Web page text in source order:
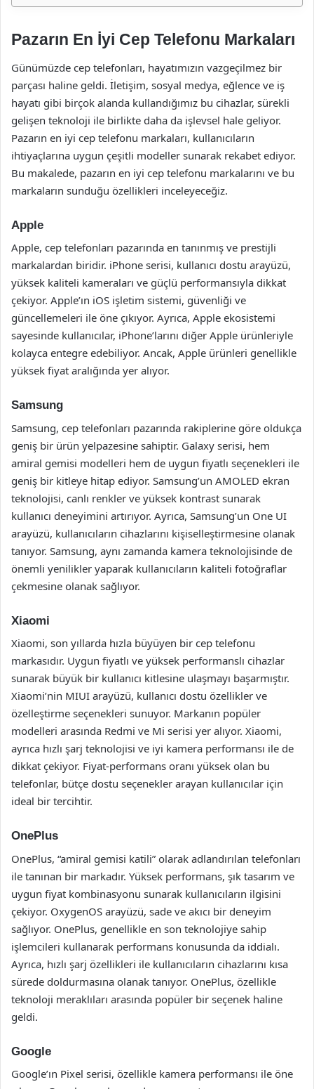
Pazarın En İyi Cep Telefonu Markaları
Günümüzde cep telefonları, hayatımızın vazgeçilmez bir
parçası haline geldi. İletişim, sosyal medya, eğlence ve iş
hayatı gibi birçok alanda kullandığımız bu cihazlar, sürekli
gelişen teknoloji ile birlikte daha da işlevsel hale geliyor.
Pazarın en iyi cep telefonu markaları, kullanıcıların
ihtiyaçlarına uygun çeşitli modeller sunarak rekabet ediyor.
Bu makalede, pazarın en iyi cep telefonu markalarını ve bu
markaların sunduğu özellikleri inceleyeceğiz.
Apple
Apple, cep telefonları pazarında en tanınmış ve prestijli
markalardan biridir. iPhone serisi, kullanıcı dostu arayüzü,
yüksek kaliteli kameraları ve güçlü performansıyla dikkat
çekiyor. Apple’ın iOS işletim sistemi, güvenliği ve
güncellemeleri ile öne çıkıyor. Ayrıca, Apple ekosistemi
sayesinde kullanıcılar, iPhone’larını diğer Apple ürünleriyle
kolayca entegre edebiliyor. Ancak, Apple ürünleri genellikle
yüksek fiyat aralığında yer alıyor.
Samsung
Samsung, cep telefonları pazarında rakiplerine göre oldukça
geniş bir ürün yelpazesine sahiptir. Galaxy serisi, hem
amiral gemisi modelleri hem de uygun fiyatlı seçenekleri ile
geniş bir kitleye hitap ediyor. Samsung’un AMOLED ekran
teknolojisi, canlı renkler ve yüksek kontrast sunarak
kullanıcı deneyimini artırıyor. Ayrıca, Samsung’un One UI
arayüzü, kullanıcıların cihazlarını kişiselleştirmesine olanak
tanıyor. Samsung, aynı zamanda kamera teknolojisinde de
önemli yenilikler yaparak kullanıcıların kaliteli fotoğraflar
çekmesine olanak sağlıyor.
Xiaomi
Xiaomi, son yıllarda hızla büyüyen bir cep telefonu
markasıdır. Uygun fiyatlı ve yüksek performanslı cihazlar
sunarak büyük bir kullanıcı kitlesine ulaşmayı başarmıştır.
Xiaomi’nin MIUI arayüzü, kullanıcı dostu özellikler ve
özelleştirme seçenekleri sunuyor. Markanın popüler
modelleri arasında Redmi ve Mi serisi yer alıyor. Xiaomi,
ayrıca hızlı şarj teknolojisi ve iyi kamera performansı ile de
dikkat çekiyor. Fiyat-performans oranı yüksek olan bu
telefonlar, bütçe dostu seçenekler arayan kullanıcılar için
ideal bir tercihtir.
OnePlus
OnePlus, “amiral gemisi katili” olarak adlandırılan telefonları
ile tanınan bir markadır. Yüksek performans, şık tasarım ve
uygun fiyat kombinasyonu sunarak kullanıcıların ilgisini
çekiyor. OxygenOS arayüzü, sade ve akıcı bir deneyim
sağlıyor. OnePlus, genellikle en son teknolojiye sahip
işlemcileri kullanarak performans konusunda da iddialı.
Ayrıca, hızlı şarj özellikleri ile kullanıcıların cihazlarını kısa
sürede doldurmasına olanak tanıyor. OnePlus, özellikle
teknoloji meraklıları arasında popüler bir seçenek haline
geldi.
Google
Google’ın Pixel serisi, özellikle kamera performansı ile öne